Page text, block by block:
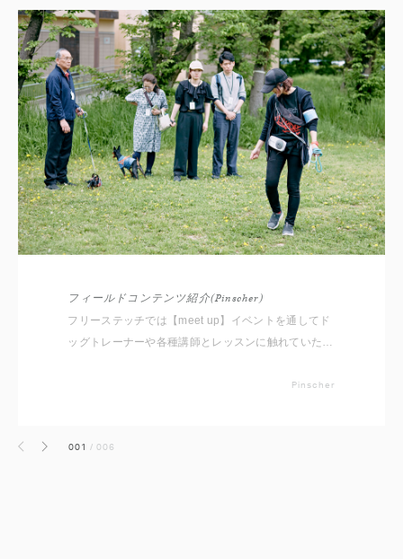
フィールドコンテンツ紹介(Pinscher)
フリーステッチでは【meet up】イベントを通してド
ッグトレーナーや各種講師とレッスンに触れていただ
サージ、犬の気持ち体験 4.ステップアップ：アジリテ
Pinscher
前へ 次へ 001 /006